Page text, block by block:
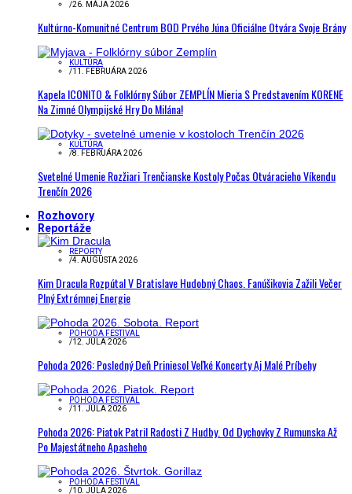
/26. MÁJA 2026
Kultúrno-Komunitné Centrum BOD Prvého Júna Oficiálne Otvára Svoje Brány
KULTÚRA
/11. FEBRUÁRA 2026
Kapela ICONITO & Folklórny Súbor ZEMPLÍN Mieria S Predstavením KORENE
Na Zimné Olympijské Hry Do Milána!
KULTÚRA
/8. FEBRUÁRA 2026
Svetelné Umenie Rozžiari Trenčianske Kostoly Počas Otváracieho Víkendu
Trenčín 2026
Rozhovory
Reportáže
REPORTY
/4. AUGUSTA 2026
Kim Dracula Rozpútal V Bratislave Hudobný Chaos. Fanúšikovia Zažili Večer
Plný Extrémnej Energie
POHODA FESTIVAL
/12. JÚLA 2026
Pohoda 2026: Posledný Deň Priniesol Veľké Koncerty Aj Malé Príbehy
POHODA FESTIVAL
/11. JÚLA 2026
Pohoda 2026: Piatok Patril Radosti Z Hudby. Od Dychovky Z Rumunska Až
Po Majestátneho Apasheho
POHODA FESTIVAL
/10. JÚLA 2026